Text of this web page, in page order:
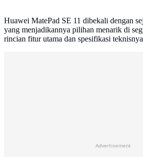
Huawei MatePad SE 11 dibekali dengan
yang menjadikannya pilihan menarik di
rincian fitur utama dan spesifikasi
Advertisement